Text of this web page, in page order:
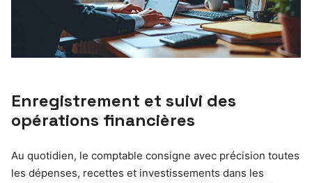
Enregistrement et suivi des
opérations financières
Au quotidien, le comptable consigne avec précision toutes
les dépenses, recettes et investissements dans les